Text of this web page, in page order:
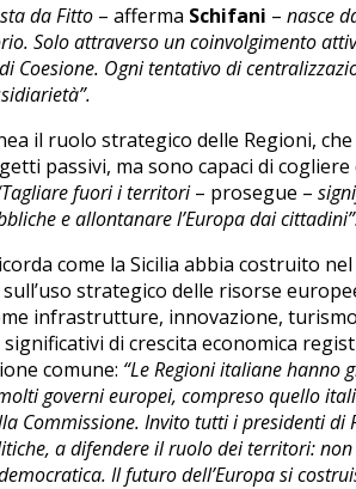
da Fitto – afferma Schifani – nasce
Solo attraverso un coinvolgimento
Coesione. Ogni tentativo di
il ruolo strategico delle Regioni,
passivi, ma sono capaci di
fuori i territori– prosegue –
e allontanare l’Europa dai
come la Sicilia abbia costruito
strategico delle risorse
infrastrutture, innovazione,
di crescita economica
comune: “Le Regioni italiane hanno
governi europei, compreso quello
Commissione. Invito tutti i presidenti di
a difendere il ruolo dei territori:
Il futuro dell’Europa si